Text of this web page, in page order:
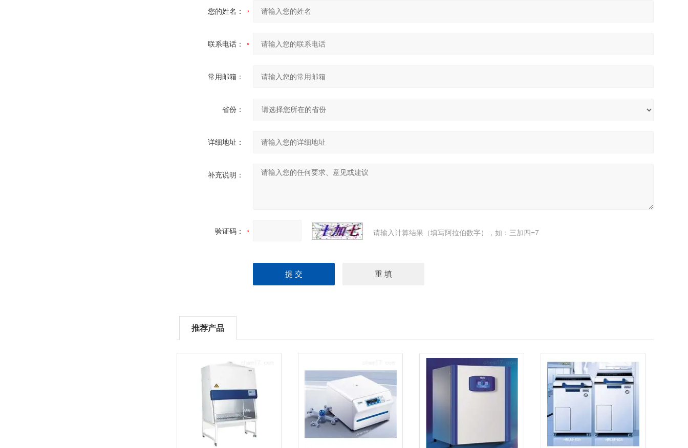
您的姓名：
联系电话：
常用邮箱：
省份：
详细地址：
补充说明：
验证码： 请输入计算结果（填写阿拉伯数字），如：三加四=7
推荐产品